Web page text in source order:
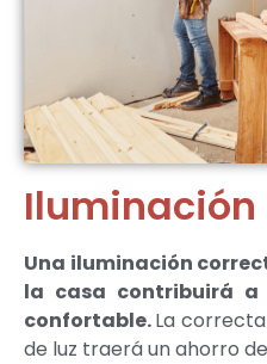
Iluminación
Una iluminación
la casa contribuirá
confortable.La
de luz traerá un ahorro